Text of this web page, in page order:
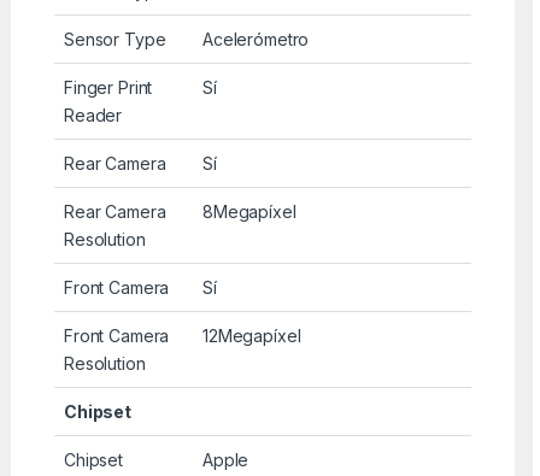
Sensor Type Acelerómetro
Finger Print
Reader
Sí
Rear Camera Sí
Rear Camera
Resolution
8Megapíxel
Front Camera Sí
Front Camera
Resolution
12Megapíxel
Chipset
Chipset
Apple